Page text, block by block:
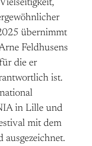
übernimmt
Feldhusens
die er
ist.
in Lille und
mit dem